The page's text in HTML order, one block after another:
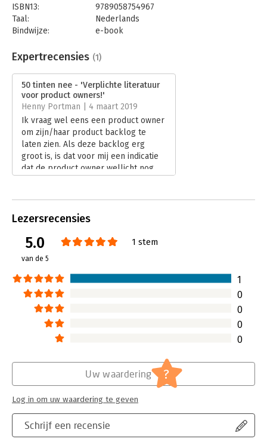
ISBN13:
9789058754967
Taal:
Nederlands
Bindwijze:
e-book
Bestandsformaat:
epub
Uitgever:
Boom
Druk:
1
Verschijningsdatum:
19-2-2019
Hoofdrubriek: Algemeen management
Expertrecensies (1)
50 tinten nee - 'Verplichte literatuur
voor product owners!'
Henny Portman | 4 maart 2019
Ik vraag wel eens een product owner
om zijn/haar product backlog te
laten zien. Als deze backlog erg
groot is, is dat voor mij een indicatie
dat de product owner wellicht nog
Lezersrecensies
5.0
van de 5
1 stem
1
0
0
0
0
Schrijf een recensie
Uw waardering ?
Log in om uw waardering te geven